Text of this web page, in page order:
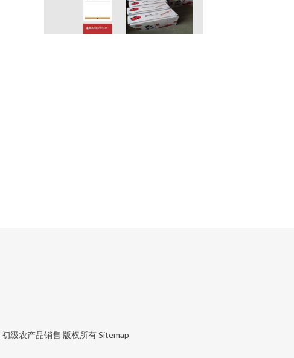
初级农产品销售 版权所有Sitemap